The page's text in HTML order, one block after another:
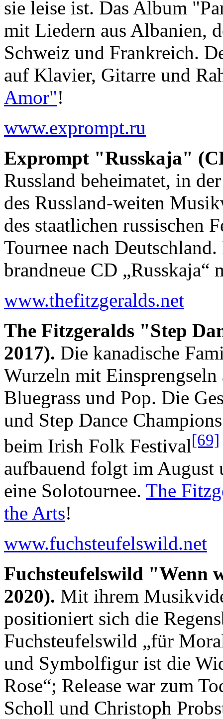
sie leise ist. Das Album
mit Liedern aus Albanien,
Schweiz und Frankreich.
auf Klavier, Gitarre und
Amor"!
www.exprompt.ru
Exprompt "Russkaja"
Russland beheimatet, in
des Russland-weiten
des staatlichen russischen
Tournee nach
brandneue CD „Russkaja“
www.thefitzgeralds.net
The Fitzgeralds "Step
2017). Die kanadische
Wurzeln mit Einsprengseln
Bluegrass und Pop. Die
und Step Dance
beim Irish Folk Festival[69]
aufbauend folgt im
eine Solotournee. The
the Arts!
www.fuchsteufelswild.net
Fuchsteufelswild "Wenn
2020). Mit ihrem
positioniert sich die
Fuchsteufelswild „für
und Symbolfigur ist die
Rose“; Release war zum
Scholl und Christoph